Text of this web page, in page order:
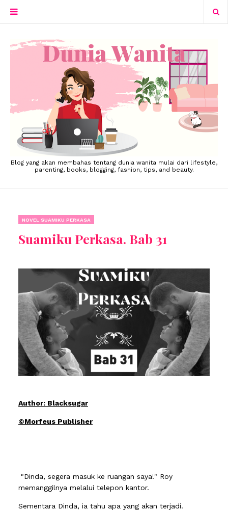
Blog yang akan membahas tentang dunia wanita mulai dari lifestyle,
parenting, books, blogging, fashion, tips, and beauty.
NOVEL SUAMIKU PERKASA
Suamiku Perkasa. Bab 31
Author: Blacksugar
©Morfeus Publisher
"Dinda, segera masuk ke ruangan saya!" Roy
memanggilnya melalui telepon kantor.
Sementara Dinda, ia tahu apa yang akan terjadi.